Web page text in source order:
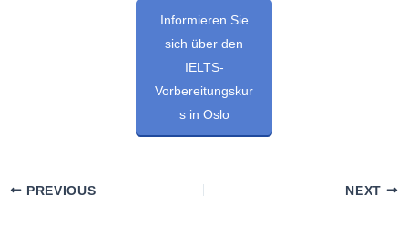
Informieren Sie
sich über den
IELTS-
Vorbereitungskur
s in Oslo
PREVIOUS NEXT